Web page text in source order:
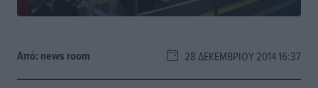
Από: news room 28 ΔΕΚΕΜΒΡΊΟΥ 2014 16:37